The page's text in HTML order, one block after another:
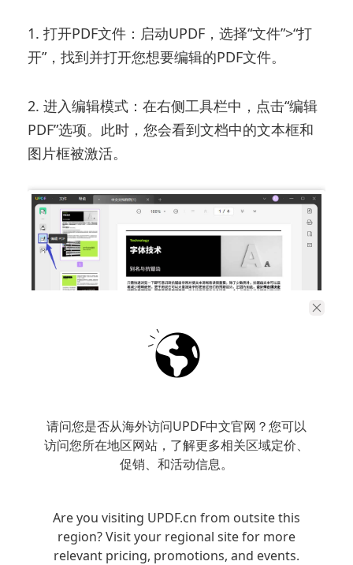
请问您是否从海外访问UPDF中文官网？您可以
访问您所在地区网站，了解更多相关区域定价、
促销、和活动信息。
Are you visiting UPDF.cn from outsite this
region? Visit your regional site for more
relevant pricing, promotions, and events.
1. 打开PDF文件：启动UPDF，选择“文件”>“打
开”，找到并打开您想要编辑的PDF文件。
2. 进入编辑模式：在右侧工具栏中，点击“编辑
PDF”选项。此时，您会看到文档中的文本框和
图片框被激活。
本，光标会出现，您可以进行删除、修改或添
加新文本。